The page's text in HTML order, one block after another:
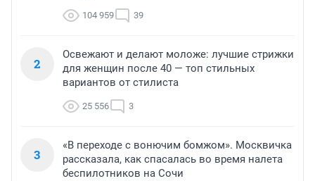
104 959 39
2
Освежают и делают моложе: лучшие стрижки
для женщин после 40 — топ стильных
вариантов от стилиста
25 556 3
3
«В переходе с вонючим бомжом». Москвичка
рассказала, как спасалась во время налета
беспилотников на Сочи